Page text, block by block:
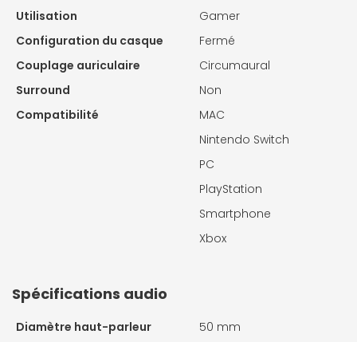
Utilisation
Gamer
Configuration du casque
Fermé
Couplage auriculaire
Circumaural
Surround
Non
Compatibilité
MAC
Nintendo Switch
PC
PlayStation
Smartphone
Xbox
Spécifications audio
Diamètre haut-parleur
50 mm